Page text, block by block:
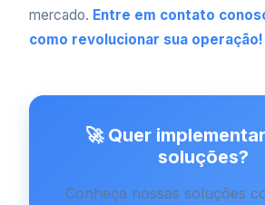
mercado. Entre em contato
como revolucionar sua operação!
🚀 Quer
soluções?
Conheça nossas soluções